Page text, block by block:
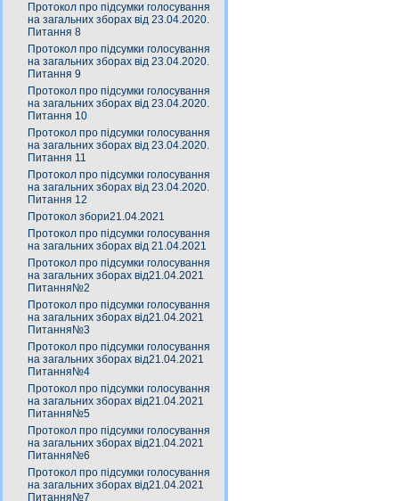
Протокол про підсумки голосування
на загальних зборах від 23.04.2020.
Питання 8
Протокол про підсумки голосування
на загальних зборах від 23.04.2020.
Питання 9
Протокол про підсумки голосування
на загальних зборах від 23.04.2020.
Питання 10
Протокол про підсумки голосування
на загальних зборах від 23.04.2020.
Питання 11
Протокол про підсумки голосування
на загальних зборах від 23.04.2020.
Питання 12
Протокол збори21.04.2021
Протокол про підсумки голосування
на загальних зборах від 21.04.2021
Протокол про підсумки голосування
на загальних зборах від21.04.2021
Питання№2
Протокол про підсумки голосування
на загальних зборах від21.04.2021
Питання№3
Протокол про підсумки голосування
на загальних зборах від21.04.2021
Питання№4
Протокол про підсумки голосування
на загальних зборах від21.04.2021
Питання№5
Протокол про підсумки голосування
на загальних зборах від21.04.2021
Питання№6
Протокол про підсумки голосування
на загальних зборах від21.04.2021
Питання№7